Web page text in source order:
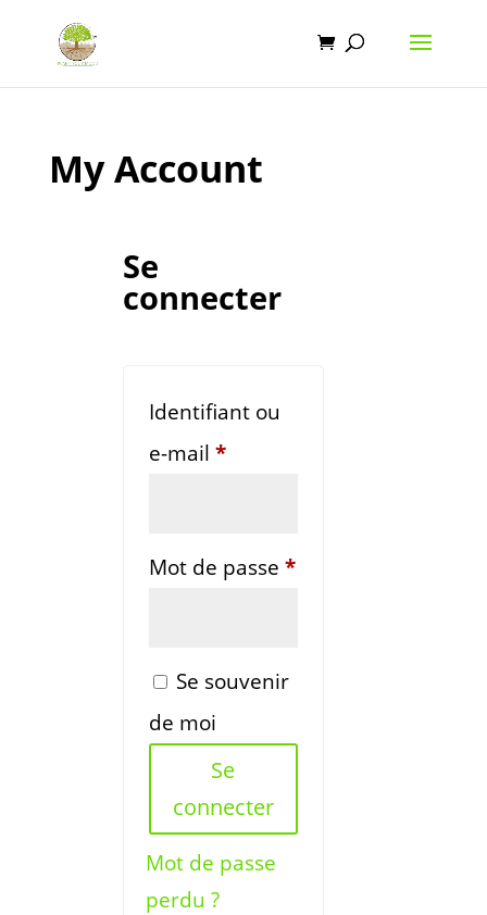
My Account
Se
connecter
Identifiant ou
e-mail *Obligatoire
Mot de passe *Obligatoire
Se souvenir
de moi
Se
connecter
Mot de passe
perdu ?